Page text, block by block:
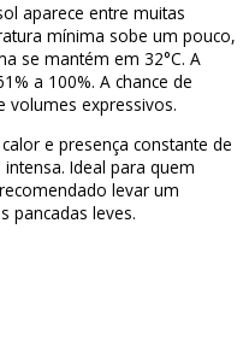
aparece entre muitas
mínima sobe um pouco,
se mantém em 32°C. A
a 100%. A chance de
volumes expressivos.
e presença constante de
Ideal para quem
levar um
pancadas leves.